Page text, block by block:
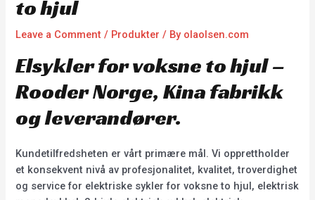
to hjul
Leave a Comment / Produkter / By olaolsen.com
Elsykler for voksne to hjul –
Rooder Norge, Kina fabrikk
og leverandører.
Kundetilfredsheten er vårt primære mål. Vi opprettholder
et konsekvent nivå av profesjonalitet, kvalitet, troverdighet
og service for elektriske sykler for voksne to hjul, elektrisk